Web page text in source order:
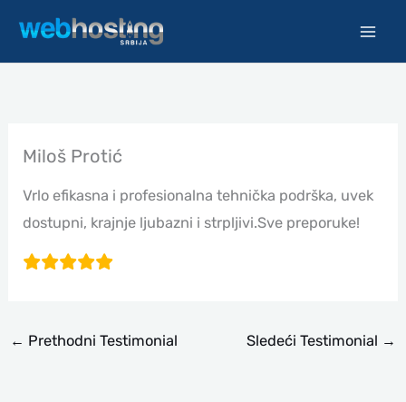
sadržaj
Miloš Protić
Vrlo efikasna i profesionalna tehnička podrška, uvek
dostupni, krajnje ljubazni i strpljivi.Sve preporuke!
← Prethodni Testimonial Sledeći Testimonial →